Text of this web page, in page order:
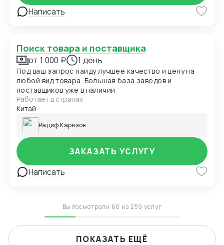
Написать
Поиск товара и поставщика
от 1 000 ₽ 1 день
Под ваш запрос найду лучшее качество и цену на
любой вид товара. Большая база заводов и
поставщиков уже в наличии
Работает в странах
Китай
Радиф Карязов
Написать
ЗАКАЗАТЬ УСЛУГУ
Вы посмотрели 60 из 259 услуг
ПОКАЗАТЬ ЕЩЁ